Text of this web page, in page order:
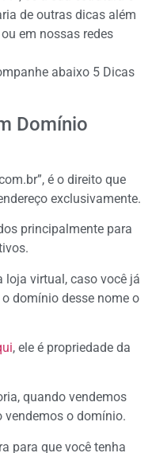
de outras dicas além
em nossas redes
abaixo 5 Dicas
Domínio
é o direito que
exclusivamente.
principalmente para
loja virtual, caso você já
domínio desse nome o
, ele é propriedade da
quando vendemos
vendemos o domínio.
para que você tenha